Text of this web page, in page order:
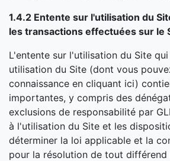
1.4.2 Entente sur l'utilisation du
les transactions effectuées sur le
L'entente sur l'utilisation du Site
utilisation du Site (dont vous
connaissance en cliquant ici)
importantes, y compris des
exclusions de responsabilité par
à l'utilisation du Site et les
déterminer la loi applicable et la
pour la résolution de tout différend